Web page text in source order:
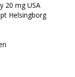
20 mg USA
Helsingborg